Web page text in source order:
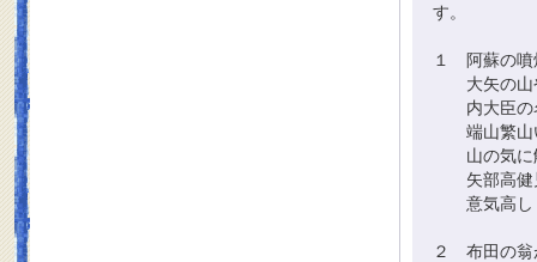
す。
１ 阿蘇の噴
大矢の山
内大臣の
端山繁山
山の気に
矢部高健
意気高し
２ 布田の翁